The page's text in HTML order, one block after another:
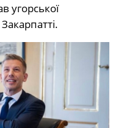
угорської